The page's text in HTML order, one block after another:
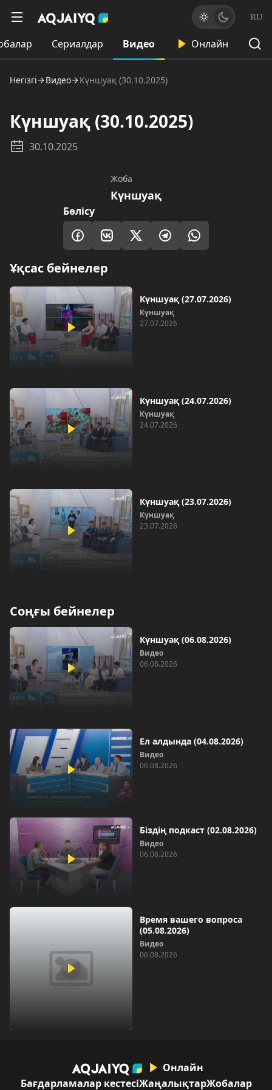
RU
Сериалдар Видео Онлайн
Негізгі Видео Күншуақ (30.10.2025)
Күншуақ (30.10.2025)
30.10.2025
Жоба
Күншуақ
Бөлісу
Ұқсас бейнелер
Күншуақ (27.07.2026)
Күншуақ
27.07.2026
Күншуақ (24.07.2026)
Күншуақ
24.07.2026
Күншуақ (23.07.2026)
Күншуақ
23.07.2026
Соңғы бейнелер
Күншуақ (06.08.2026)
Видео
06.08.2026
Ел алдында (04.08.2026)
Видео
06.08.2026
Біздің подкаст (02.08.2026)
Видео
06.08.2026
Время вашего вопроса
(05.08.2026)
Видео
06.08.2026
Онлайн
Бағдарламалар кестесіЖаңалықтарЖобалар